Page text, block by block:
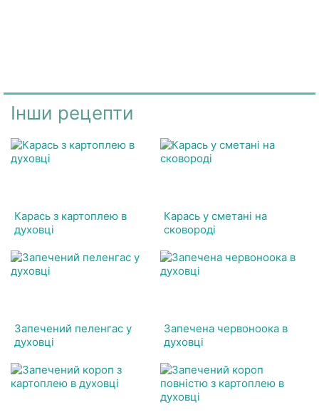
Інши рецепти
Карась з картоплею в
духовці
Карась у сметані на
сковороді
Запечений пеленгас у
духовці
Запечена червоноока в
духовці